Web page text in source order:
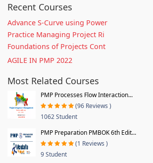
Recent Courses
Advance S-Curve using Power
Practice Managing Project Ri
Foundations of Projects Cont
AGILE IN PMP 2022
Most Related Courses
PMP Processes Flow Interaction...
(96 Reviews )
1062 Student
PMP Preparation PMBOK 6th Edit...
(1 Reviews )
9 Student